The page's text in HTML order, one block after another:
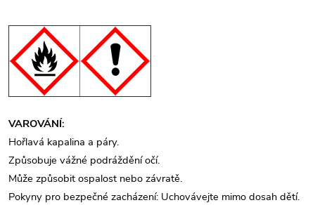
VAROVÁNÍ:
Hořlavá kapalina a páry.
Způsobuje vážné podráždění očí.
Může způsobit ospalost nebo závratě.
Pokyny pro bezpečné zacházení: Uchovávejte mimo dosah dětí.